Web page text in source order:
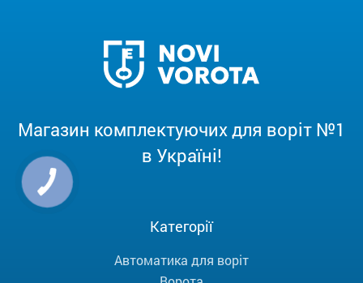
Магазин комплектуючих для воріт №1
в Україні!
Категорії
Автоматика для воріт